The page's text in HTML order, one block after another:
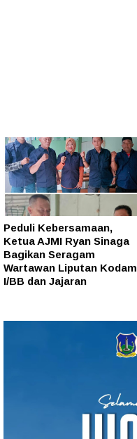
Peduli Kebersamaan,
Ketua AJMI Ryan Sinaga
Bagikan Seragam
Wartawan Liputan Kodam
I/BB dan Jajaran